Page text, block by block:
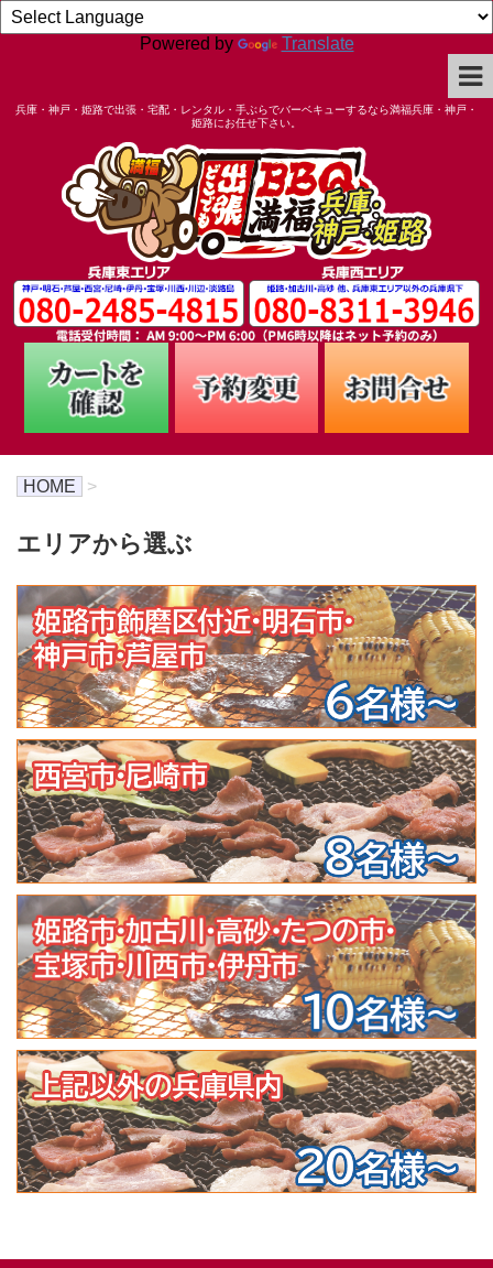
Powered by Translate
兵庫・神戸・姫路で出張・宅配・レンタル・手ぶらでバーベキューするなら満福兵庫・神戸・
姫路にお任せ下さい。
HOME >
エリアから選ぶ